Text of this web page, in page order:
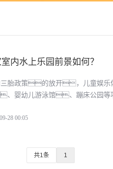
内水上乐园前景如何？
三胎政策的放开，儿童娱乐
、婴幼儿游泳馆、蹦床公园等
28 00:05
共1条 1